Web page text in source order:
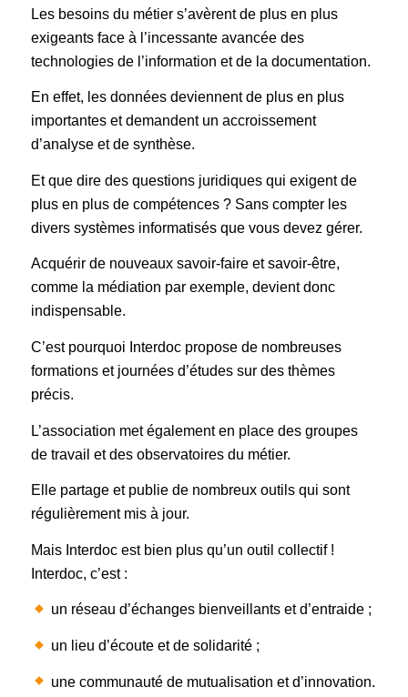
Les besoins du métier s’avèrent de plus en plus
exigeants face à l’incessante avancée des
technologies de l’information et de la documentation.
En effet, les données deviennent de plus en plus
importantes et demandent un accroissement
d’analyse et de synthèse.
Et que dire des questions juridiques qui exigent de
plus en plus de compétences ? Sans compter les
divers systèmes informatisés que vous devez gérer.
Acquérir de nouveaux savoir-faire et savoir-être,
comme la médiation par exemple, devient donc
indispensable.
C’est pourquoi Interdoc propose de nombreuses
formations et journées d’études sur des thèmes
précis.
L’association met également en place des groupes
de travail et des observatoires du métier.
Elle partage et publie de nombreux outils qui sont
régulièrement mis à jour.
Mais Interdoc est bien plus qu’un outil collectif !
Interdoc, c’est :
un réseau d’échanges bienveillants et d’entraide ;
un lieu d’écoute et de solidarité ;
une communauté de mutualisation et d’innovation.